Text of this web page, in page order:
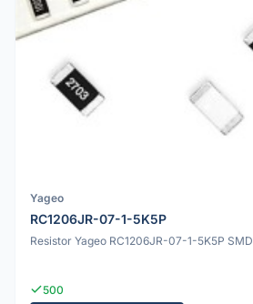
Yageo
RC1206JR-07-1-5K5P
Resistor Yageo RC1206JR-07-1-5K5P SMD
500